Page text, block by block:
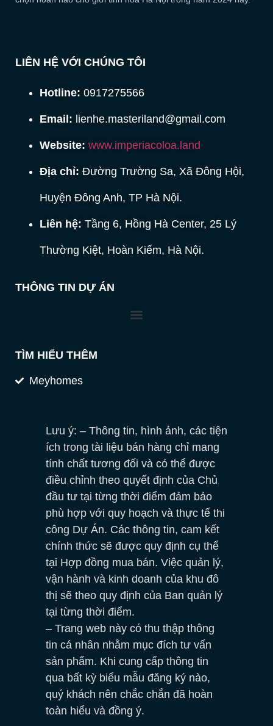
LIÊN HỆ VỚI CHÚNG TÔI
Hotline: 0917275566
Email: lienhe.masteriland@gmail.com
Website: www.imperiacoloa.land
Địa chỉ: Đường Trường Sa, Xã Đông Hội,
Huyện Đông Anh, TP Hà Nội.
Liên hệ: Tầng 6, Hồng Hà Center, 25 Lý
Thường Kiệt, Hoàn Kiếm, Hà Nội.
THÔNG TIN DỰ ÁN
TÌM HIỂU THÊM
Meyhomes
Lưu ý: – Thông tin, hình ảnh, các tiện
ích trong tài liệu bán hàng chỉ mang
tính chất tương đối và có thể được
điều chỉnh theo quyết định của Chủ
đầu tư tại từng thời điểm đảm bảo
phù hợp với quy hoạch và thực tế thi
công Dự Án. Các thông tin, cam kết
chính thức sẽ được quy định cụ thể
tại Hợp đồng mua bán. Việc quản lý,
vận hành và kinh doanh của khu đô
thị sẽ theo quy định của Ban quản lý
tại từng thời điểm.
– Trang web này có thu thập thông
tin cá nhân nhằm mục đích tư vấn
sản phẩm. Khi cung cấp thông tin
qua bất kỳ biểu mẫu đăng ký nào,
quý khách nên chắc chắn đã hoàn
toàn hiểu và đồng ý.